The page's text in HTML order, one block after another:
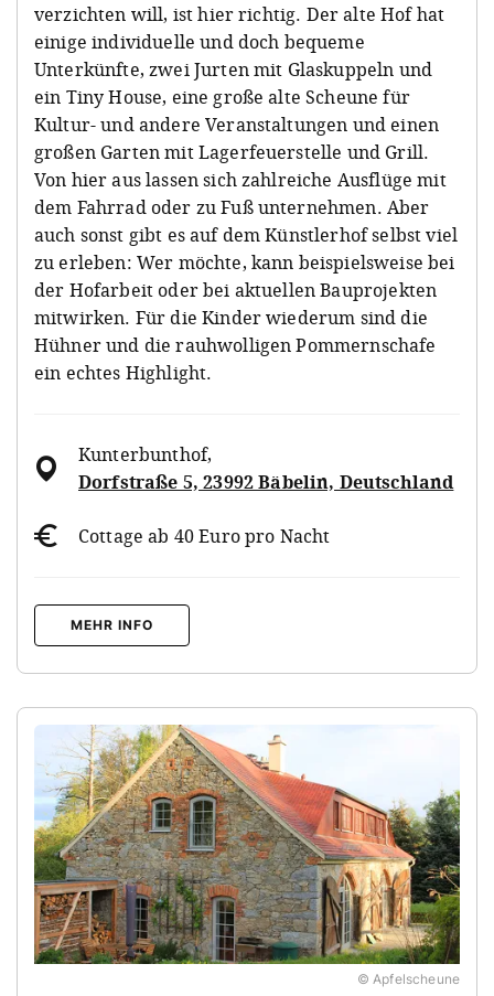
verzichten will, ist hier richtig. Der alte Hof hat
einige individuelle und doch bequeme
Unterkünfte, zwei Jurten mit Glaskuppeln und
ein Tiny House, eine große alte Scheune für
Kultur- und andere Veranstaltungen und einen
großen Garten mit Lagerfeuerstelle und Grill.
Von hier aus lassen sich zahlreiche Ausflüge mit
dem Fahrrad oder zu Fuß unternehmen. Aber
auch sonst gibt es auf dem Künstlerhof selbst viel
zu erleben: Wer möchte, kann beispielsweise bei
der Hofarbeit oder bei aktuellen Bauprojekten
mitwirken. Für die Kinder wiederum sind die
Hühner und die rauhwolligen Pommernschafe
ein echtes Highlight.
Kunterbunthof,
Dorfstraße 5, 23992 Bäbelin, Deutschland
Cottage ab 40 Euro pro Nacht
MEHR INFO
© Apfelscheune